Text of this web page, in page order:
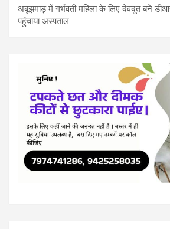
अबूझमाड़ में गर्भवती महिला के लिए देवदूत बने
पहुंचाया अस्पताल